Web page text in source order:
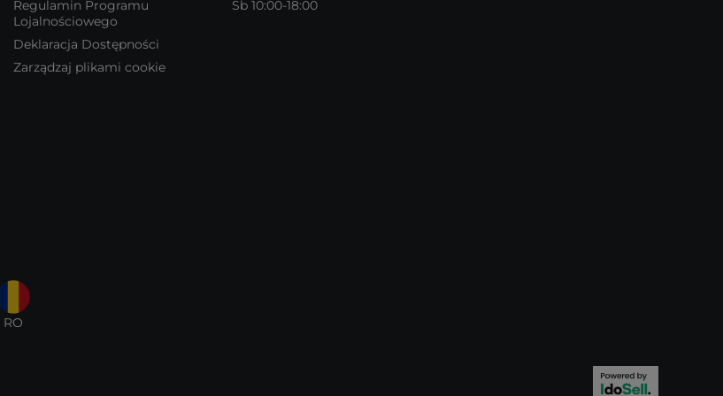
Regulamin Programu
Lojalnościowego
Deklaracja Dostępności
Zarządzaj plikami cookie
Sb 10:00-18:00
RO